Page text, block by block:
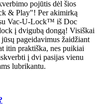
pojūtis dėl šios
& Play"! Per akimirką
su Vac-U-Lock™ iš Doc
į dvigubą dongą! Visiškai
pageidavimus žaidžiant
itin praktiška, nes puikiai
į dvi pasijas vienu
lubrikantu.